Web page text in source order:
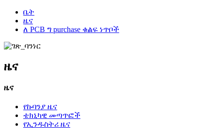
ቤት
ዜና
ለ PCB ግ purchase ቁልፍ ነጥቦች
ዜና
ዜና
የኩባንያ ዜና
ቴክኒካዊ መጣጥፎች
የኢንዱስትሪ ዜና